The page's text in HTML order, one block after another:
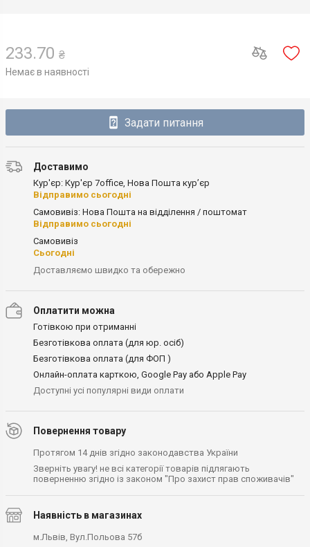
233.70 ₴
Немає в наявності
Задати питання
Доставимо
Кур'єр: Кур'єр 7office, Нова Пошта кур’єр
Відправимо сьогодні
Самовивіз: Нова Пошта на відділення / поштомат
Відправимо сьогодні
Самовивіз
Сьогодні
Доставляємо швидко та обережно
Оплатити можна
Готівкою при отриманні
Безготівкова оплата (для юр. осіб)
Безготівкова оплата (для ФОП )
Онлайн-оплата карткою, Google Pay або Apple Pay
Доступні усі популярні види оплати
Повернення товару
Протягом 14 днів згідно законодавства України
Зверніть увагу! не всі категорії товарів підлягають
поверненню згідно із законом "Про захист прав споживачів"
Наявність в магазинах
м.Львів, Вул.Польова 57б